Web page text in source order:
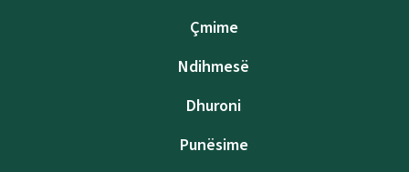
Çmime
Ndihmesë
Dhuroni
Punësime